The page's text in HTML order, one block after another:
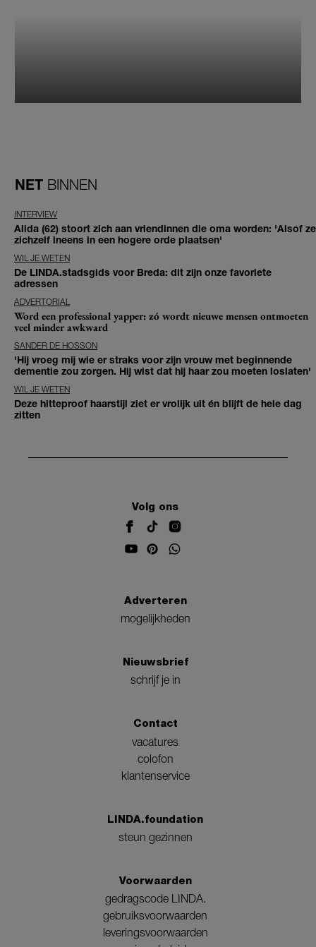
NET BINNEN
INTERVIEW
Alida (62) stoort zich aan vriendinnen die oma worden: 'Alsof ze
zichzelf ineens in een hogere orde plaatsen'
WIL JE WETEN
De LINDA.stadsgids voor Breda: dit zijn onze favoriete
adressen
ADVERTORIAL
Word een professional yapper: zó wordt nieuwe mensen ontmoeten
veel minder awkward
SANDER DE HOSSON
'Hij vroeg mij wie er straks voor zijn vrouw met beginnende
dementie zou zorgen. Hij wist dat hij haar zou moeten loslaten'
WIL JE WETEN
Deze hitteproof haarstijl ziet er vrolijk uit én blijft de hele dag
zitten
Volg ons
Adverteren
mogelijkheden
Nieuwsbrief
schrijf je in
Contact
vacatures
colofon
klantenservice
LINDA.foundation
steun gezinnen
Voorwaarden
gedragscode LINDA.
gebruiksvoorwaarden
leveringsvoorwaarden